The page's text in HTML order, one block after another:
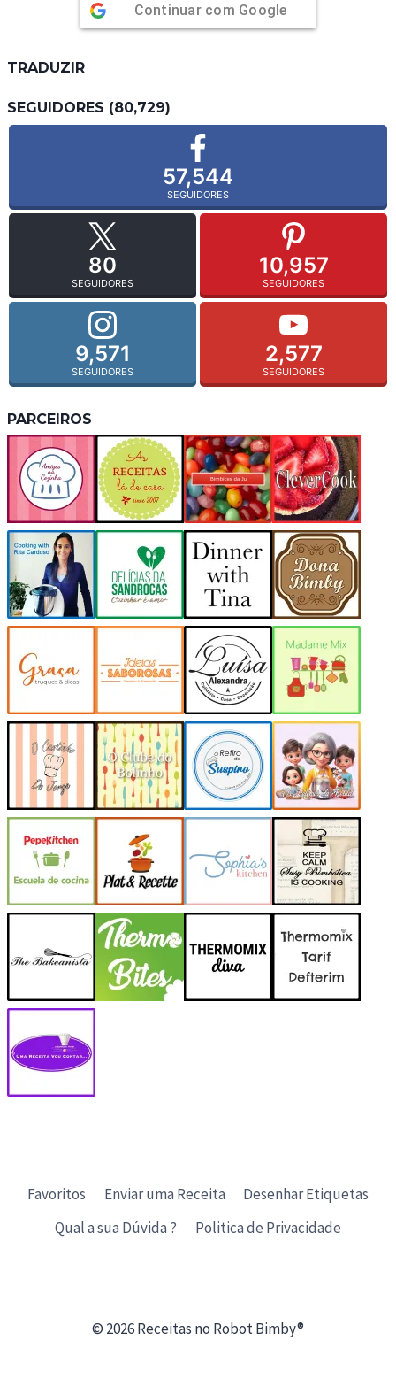
Continuar com Google
TRADUZIR
SEGUIDORES (80,729)
57,544
SEGUIDORES
80
SEGUIDORES
10,957
SEGUIDORES
9,571
SEGUIDORES
2,577
SEGUIDORES
PARCEIROS
Favoritos Enviar uma Receita
Desenhar Etiquetas
Qual a sua Dúvida ?
Politica de Privacidade
© 2026 Receitas no Robot Bimby®